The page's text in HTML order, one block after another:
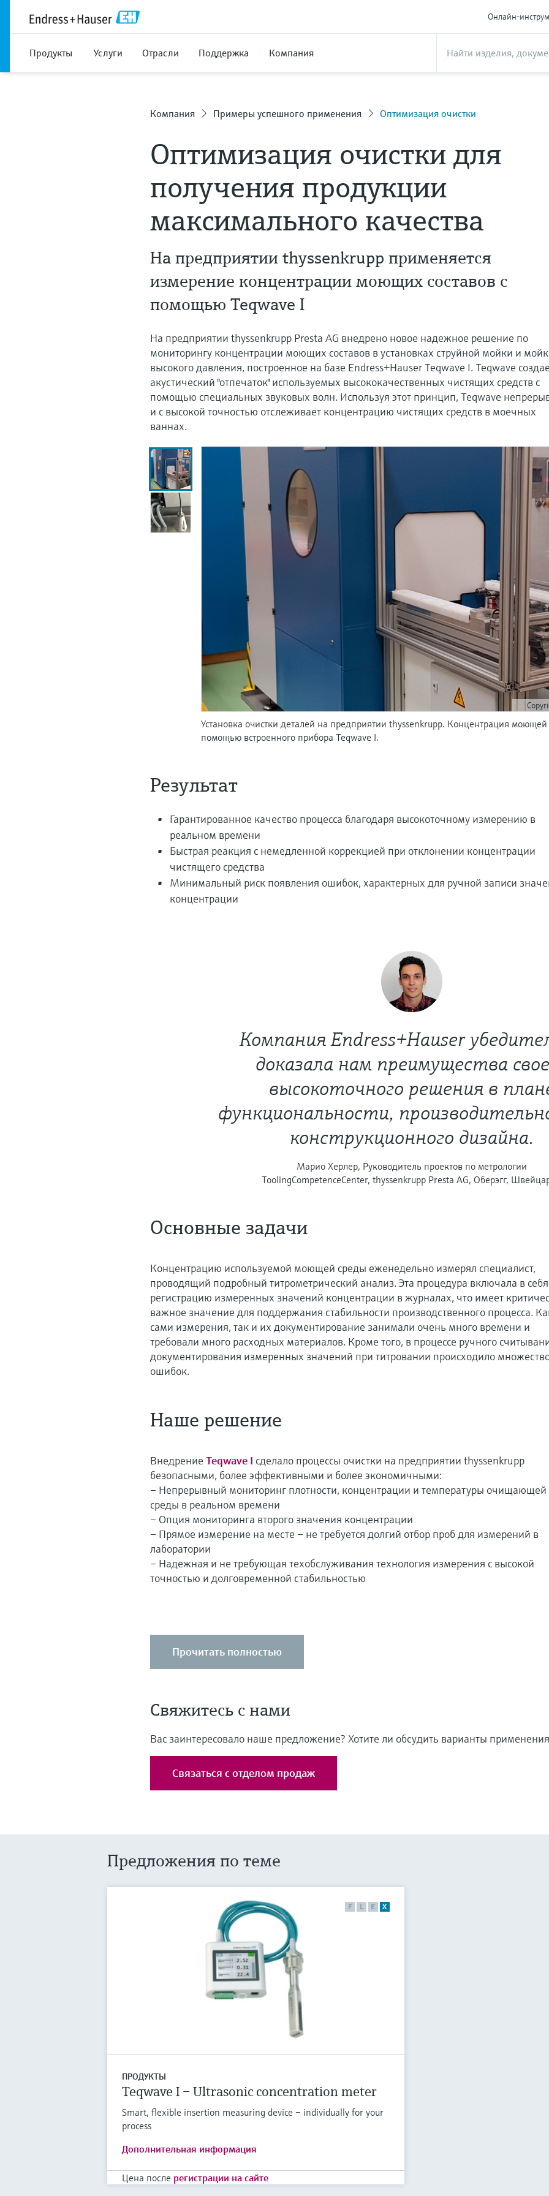
Онлайн-
Продукты Услуги Отрасли Поддержка Компания
Компания Примеры успешного применения Оптимизация очистки
Оптимизация очистки для
получения продукции
максимального качества
На предприятии thyssenkrupp применяется
измерение концентрации моющих составов с
помощью Teqwave I
На предприятии thyssenkrupp Presta AG внедрено новое надежное решение по
мониторингу концентрации моющих составов в установках струйной мойки и
высокого давления, построенное на базе Endress+Hauser Teqwave I. Teqwave
акустический "отпечаток" используемых высококачественных чистящих средств с
помощью специальных звуковых волн. Используя этот принцип, Teqwave
и с высокой точностью отслеживает концентрацию чистящих средств в моечных
ваннах.
Установка очистки деталей на предприятии thyssenkrupp. Концентрация моющей
помощью встроенного прибора Teqwave I.
Результат
Гарантированное качество процесса благодаря высокоточному измерению в
реальном времени
Быстрая реакция с немедленной коррекцией при отклонении концентрации
чистящего средства
Минимальный риск появления ошибок, характерных для ручной записи
концентрации
Компания Endress+Hauser
доказала нам преимущества
высокоточного решения в
функциональности,
конструкционного дизайна.
Марио Херлер, Руководитель проектов по метрологии
ToolingCompetenceCenter, thyssenkrupp Presta AG, Оберэгг,
Основные задачи
Концентрацию используемой моющей среды еженедельно измерял специалист,
проводящий подробный титрометрический анализ. Эта процедура включала в себя
регистрацию измеренных значений концентрации в журналах, что имеет
важное значение для поддержания стабильности производственного процесса.
сами измерения, так и их документирование занимали очень много времени и
требовали много расходных материалов. Кроме того, в процессе ручного
документирования измеренных значений при титровании происходило
ошибок.
Наше решение
ВнедрениеTeqwave I сделало процессы очистки на предприятии thyssenkrupp
безопасными, более эффективными и более экономичными:
– Непрерывный мониторинг плотности, концентрации и температуры очищающей
среды в реальном времени
– Опция мониторинга второго значения концентрации
– Прямое измерение на месте – не требуется долгий отбор проб для измерений в
лаборатории
– Надежная и не требующая техобслуживания технология измерения с высокой
точностью и долговременной стабильностью
Прочитать полностью
Свяжитесь с нами
Вас заинтересовало наше предложение? Хотите ли обсудить варианты
Связаться с отделом продаж
Предложения по теме
F L E X
ПРОДУКТЫ
Teqwave I – Ultrasonic concentration meter
Smart, flexible insertion measuring device – individually for your
process
Дополнительная информация
Цена после регистрации на сайте